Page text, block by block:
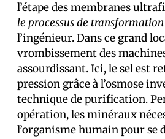
l’étape des membranes
le processus de
l’ingénieur. Dans ce grand
vrombissement des
assourdissant. Ici, le sel est
pression grâce à l’osmose
technique de purification.
opération, les minéraux
l’organisme humain pour se